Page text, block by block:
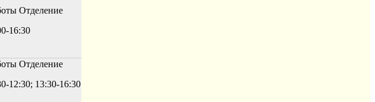
Отделение
16:30
Отделение
12:30; 13:30-16:30